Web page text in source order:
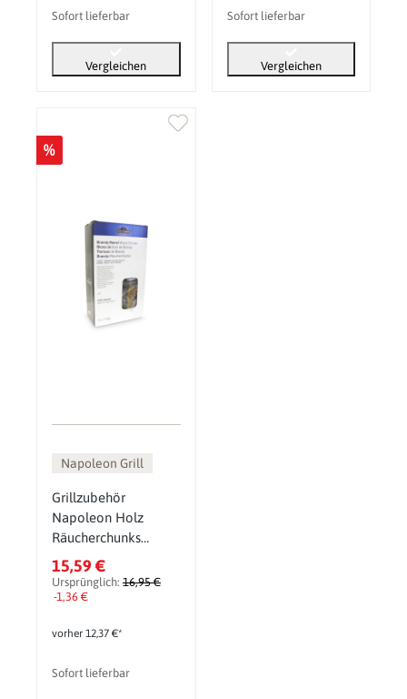
Sofort lieferbar
Vergleichen
Sofort lieferbar
Vergleichen
%
Napoleon Grill
Grillzubehör
Napoleon Holz
Räucherchunks
Brandy-Eiche 1,5 kg
15,59 €
Ursprünglich: 16,95 €
-1,36 €
vorher 12,37 €*
Sofort lieferbar